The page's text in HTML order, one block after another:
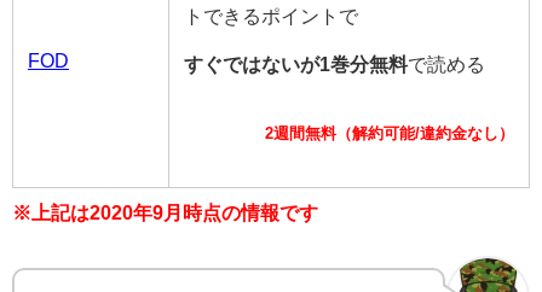
FOD
トできるポイントで
すぐではないが1巻分無料で読める
2週間無料（解約可能/違約金なし）
※上記は2020年9月時点の情報です